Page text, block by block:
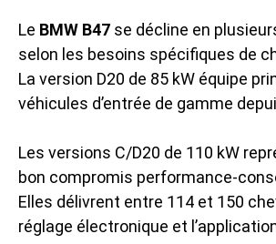
Le BMW B47 se décline en
selon les besoins spécifiques de
La version D20 de 85 kW équipe
véhicules d’entrée de gamme
Les versions C/D20 de 110 kW
bon compromis performance-
Elles délivrent entre 114 et 150
réglage électronique et